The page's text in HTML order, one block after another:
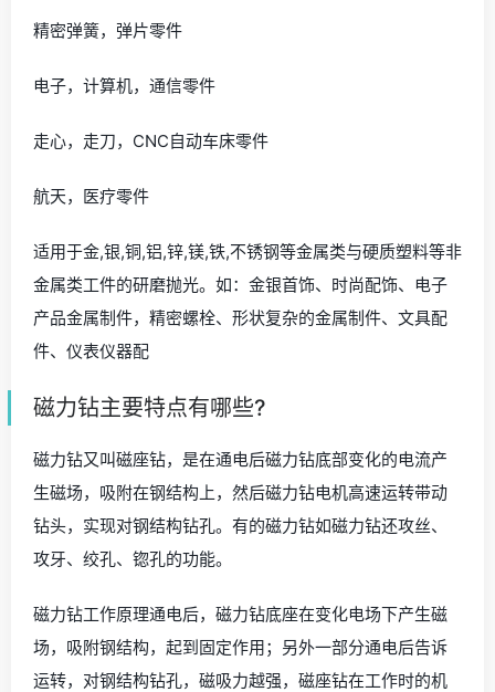
精密弹簧，弹片零件
电子，计算机，通信零件
走心，走刀，CNC自动车床零件
航天，医疗零件
适用于金,银,铜,铝,锌,镁,铁,不锈钢等金属类与硬质塑料等非
金属类工件的研磨抛光。如：金银首饰、时尚配饰、电子
产品金属制件，精密螺栓、形状复杂的金属制件、文具配
件、仪表仪器配
磁力钻主要特点有哪些?
磁力钻又叫磁座钻，是在通电后磁力钻底部变化的电流产
生磁场，吸附在钢结构上，然后磁力钻电机高速运转带动
钻头，实现对钢结构钻孔。有的磁力钻如磁力钻还攻丝、
攻牙、绞孔、锪孔的功能。
磁力钻工作原理通电后，磁力钻底座在变化电场下产生磁
场，吸附钢结构，起到固定作用；另外一部分通电后告诉
运转，对钢结构钻孔，磁吸力越强，磁座钻在工作时的机